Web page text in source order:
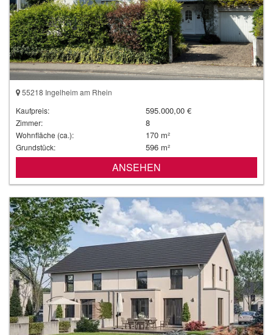
55218 Ingelheim am Rhein
Kaufpreis:
595.000,00 €
Zimmer: 8
Wohnfläche (ca.): 170 m²
Grundstück: 596 m²
ANSEHEN